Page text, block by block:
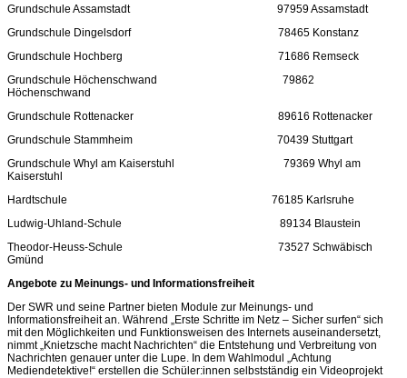
Grundschule Assamstadt 97959 Assamstadt
Grundschule Dingelsdorf 78465 Konstanz
Grundschule Hochberg 71686 Remseck
Grundschule Höchenschwand 79862
Höchenschwand
Grundschule Rottenacker 89616 Rottenacker
Grundschule Stammheim 70439 Stuttgart
Grundschule Whyl am Kaiserstuhl 79369 Whyl am
Kaiserstuhl
Hardtschule 76185 Karlsruhe
Ludwig-Uhland-Schule 89134 Blaustein
Theodor-Heuss-Schule 73527 Schwäbisch
Gmünd
Angebote zu Meinungs- und Informationsfreiheit
Der SWR und seine Partner bieten Module zur Meinungs- und
Informationsfreiheit an. Während „Erste Schritte im Netz – Sicher surfen“ sich
mit den Möglichkeiten und Funktionsweisen des Internets auseinandersetzt,
nimmt „Knietzsche macht Nachrichten“ die Entstehung und Verbreitung von
Nachrichten genauer unter die Lupe. In dem Wahlmodul „Achtung
Mediendetektive!“ erstellen die Schüler:innen selbstständig ein Videoprojekt